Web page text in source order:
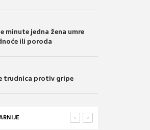
minute jedna žena umre
ili poroda
trudnica protiv gripe
>
<